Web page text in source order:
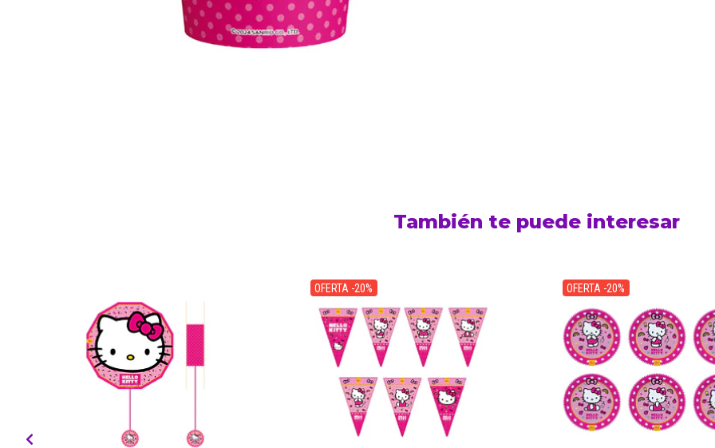
También te puede interesar
OFERTA -20% OFERTA -20%